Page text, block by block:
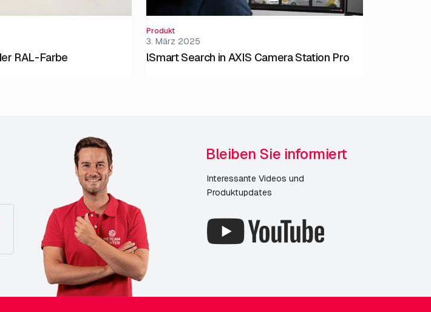
RAL-Farbe
Produkt
3. März 2025
lSmart Search in AXIS Camera Station Pro
Bleiben Sie informiert
Interessante Videos und
Produktupdates